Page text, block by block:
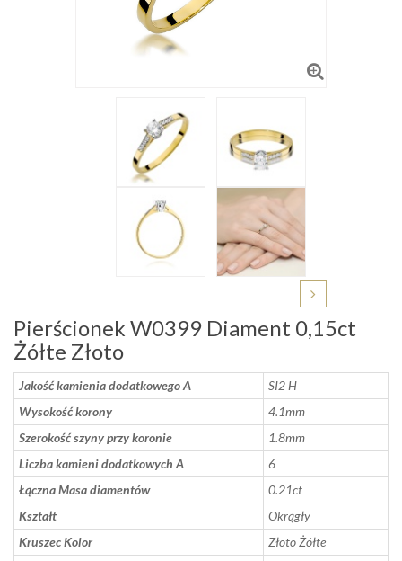
Pierścionek W0399 Diament 0,15ct
Żółte Złoto
Jakość kamienia dodatkowego A
SI2 H
Wysokość korony
4.1mm
Szerokość szyny przy koronie
1.8mm
Liczba kamieni dodatkowych A
6
Łączna Masa diamentów
0.21ct
Kształt
Okrągły
Kruszec Kolor
Złoto Żółte